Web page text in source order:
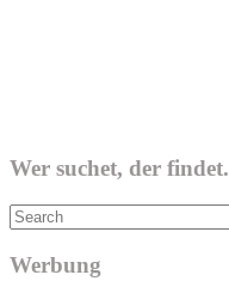
Wer suchet, der findet.
Search
Werbung